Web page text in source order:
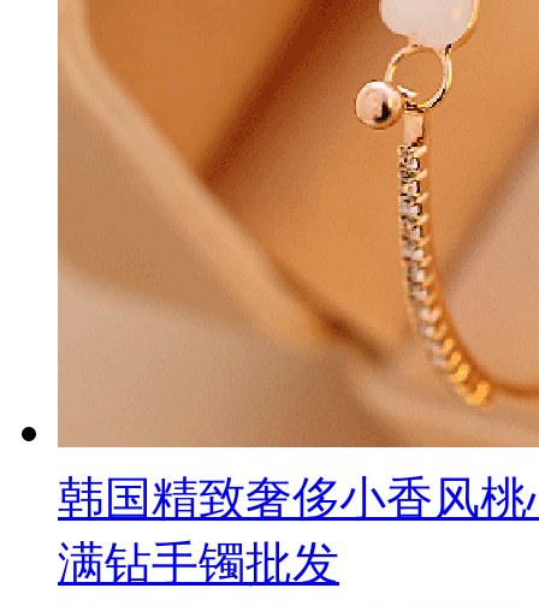
韩国精致奢侈小香风
满钻手镯批发